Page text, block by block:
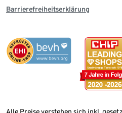
Barrierefreiheitserklärung
Alle Preise verstehen sich inkl.